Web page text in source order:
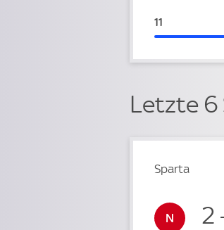
Sparta:
11
Letzte 6
Sparta
2